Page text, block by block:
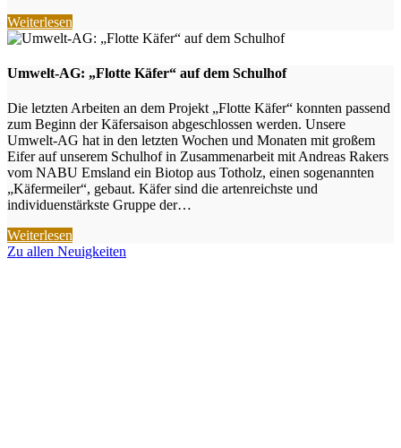
Weiterlesen
Umwelt-AG: „Flotte Käfer“ auf dem Schulhof
Die letzten Arbeiten an dem Projekt „Flotte Käfer“ konnten passend
zum Beginn der Käfersaison abgeschlossen werden. Unsere
Umwelt-AG hat in den letzten Wochen und Monaten mit großem
Eifer auf unserem Schulhof in Zusammenarbeit mit Andreas Rakers
vom NABU Emsland ein Biotop aus Totholz, einen sogenannten
„Käfermeiler“, gebaut. Käfer sind die artenreichste und
individuenstärkste Gruppe der…
Weiterlesen
Zu allen Neuigkeiten